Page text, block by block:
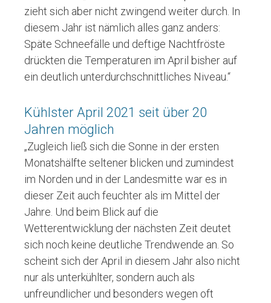
zieht sich aber nicht zwingend weiter durch. In
diesem Jahr ist nämlich alles ganz anders:
Späte Schneefälle und deftige Nachtfröste
drückten die Temperaturen im April bisher auf
ein deutlich unterdurchschnittliches Niveau.“
Kühlster April 2021 seit über 20
Jahren möglich
„Zugleich ließ sich die Sonne in der ersten
Monatshälfte seltener blicken und zumindest
im Norden und in der Landesmitte war es in
dieser Zeit auch feuchter als im Mittel der
Jahre. Und beim Blick auf die
Wetterentwicklung der nächsten Zeit deutet
sich noch keine deutliche Trendwende an. So
scheint sich der April in diesem Jahr also nicht
nur als unterkühlter, sondern auch als
unfreundlicher und besonders wegen oft